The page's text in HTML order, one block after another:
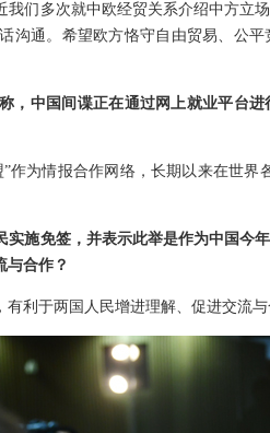
们多次就中欧经贸关系介绍中方立
沟通。希望欧方恪守自由贸易、公
，中国间谍正在通过网上就业平台
作为情报合作网络，长期以来在世
施免签，并表示此举是作为中国今
与合作？
利于两国人民增进理解、促进交流与